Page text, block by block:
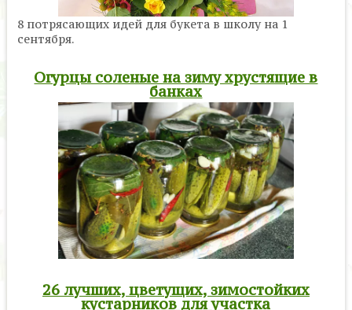
8 потрясающих идей для букета в школу на 1
сентября.
Огурцы соленые на зиму хрустящие в
банках
26 лучших, цветущих, зимостойких
кустарников для участка